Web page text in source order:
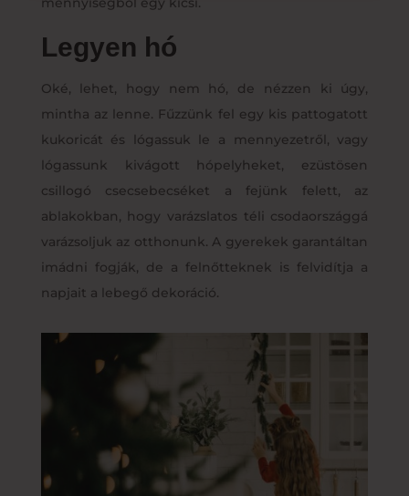
Legyen hó
Oké, lehet, hogy nem hó, de nézzen ki úgy,
mintha az lenne. Fűzzünk fel egy kis pattogatott
kukoricát és lógassuk le a mennyezetről, vagy
lógassunk kivágott hópelyheket, ezüstösen
csillogó csecsebecséket a fejünk felett, az
ablakokban, hogy varázslatos téli csodaországgá
varázsoljuk az otthonunk. A gyerekek garantáltan
imádni fogják, de a felnőtteknek is felvidítja a
napjait a lebegő dekoráció.